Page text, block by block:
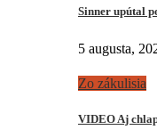
Sinner upútal
5 augusta,
Zo zákulisia
VIDEO Aj